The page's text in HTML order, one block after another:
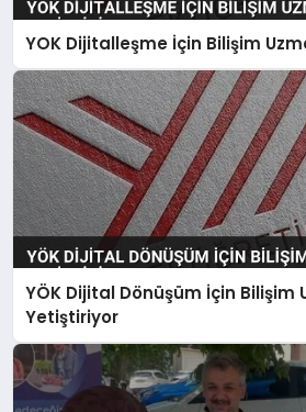
YOK Dijitalleşme İçin Bilişim
YÖK Dijital Dönüşüm İçin Bilişim
Yetiştiriyor